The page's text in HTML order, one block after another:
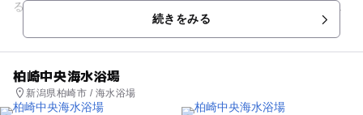
る、ゆったりとした海水浴場で、海の家、駐車場も充実してい
て、県内外から多くの人が...続きをみる
柏崎中央海水浴場
新潟県柏崎市 / 海水浴場